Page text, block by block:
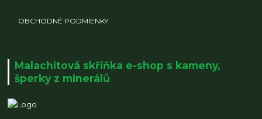
OBCHODNÉ PODMIENKY
Malachitová skříňka e-shop s kameny,
šperky z minerálů